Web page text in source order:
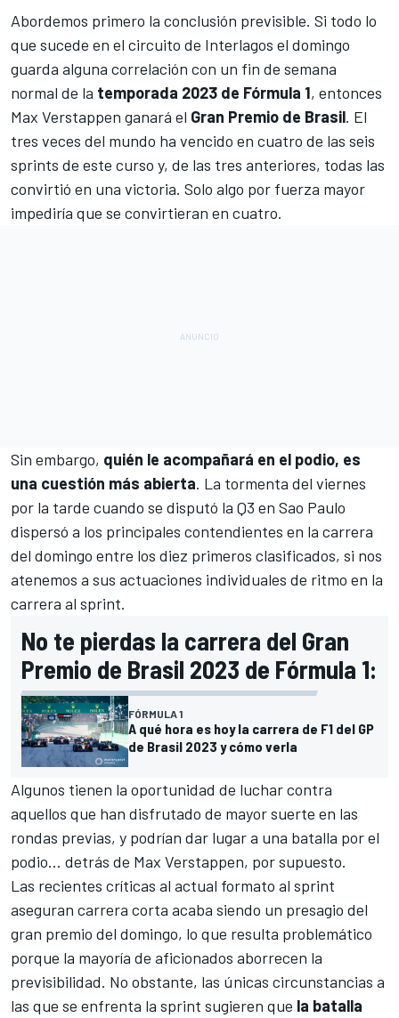
Abordemos primero la conclusión previsible. Si todo lo
que sucede en el circuito de Interlagos el domingo
guarda alguna correlación con un fin de semana
normal de la temporada 2023 de Fórmula 1, entonces
Max Verstappen ganará el Gran Premio de Brasil. El
tres veces del mundo ha vencido en cuatro de las seis
sprints de este curso y, de las tres anteriores, todas las
convirtió en una victoria. Solo algo por fuerza mayor
impediría que se convirtieran en cuatro.
Sin embargo, quién le acompañará en el podio, es
una cuestión más abierta. La tormenta del viernes
por la tarde cuando se disputó la Q3 en Sao Paulo
dispersó a los principales contendientes en la carrera
del domingo entre los diez primeros clasificados, si nos
atenemos a sus actuaciones individuales de ritmo en la
carrera al sprint.
No te pierdas la carrera del Gran
Premio de Brasil 2023 de Fórmula 1:
FÓRMULA 1
A qué hora es hoy la carrera de F1 del GP
de Brasil 2023 y cómo verla
Algunos tienen la oportunidad de luchar contra
aquellos que han disfrutado de mayor suerte en las
rondas previas, y podrían dar lugar a una batalla por el
podio... detrás de Max Verstappen, por supuesto.
Las recientes críticas al actual formato al sprint
aseguran carrera corta acaba siendo un presagio del
gran premio del domingo, lo que resulta problemático
porque la mayoría de aficionados aborrecen la
previsibilidad. No obstante, las únicas circunstancias a
las que se enfrenta la sprint sugieren que la batalla